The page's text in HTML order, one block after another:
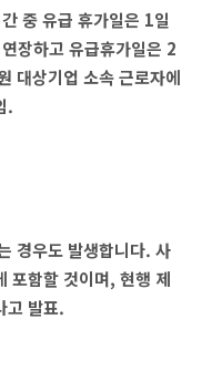
중 유급 휴가일은 1일
장하고 유급휴가일은 2
대상기업 소속 근로자에
.
경우도 발생합니다. 사
포함할 것이며, 현행 제
고 발표.